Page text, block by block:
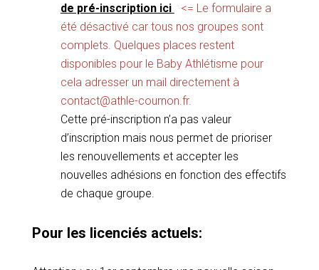
de pré-inscription ici
<= Le formulaire a
été désactivé car tous nos groupes sont
complets. Quelques places restent
disponibles pour le Baby Athlétisme pour
cela adresser un mail directement à
contact@athle-cournon.fr.
Cette pré-inscription n’a pas valeur
d’inscription mais nous permet de prioriser
les renouvellements et accepter les
nouvelles adhésions en fonction des effectifs
de chaque groupe.
Pour les licenciés actuels: